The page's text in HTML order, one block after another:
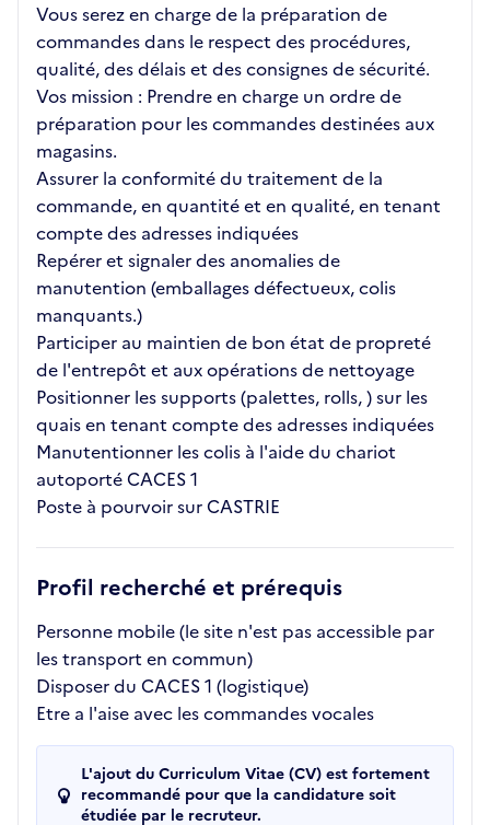
Vous serez en charge de la préparation de
commandes dans le respect des procédures,
qualité, des délais et des consignes de sécurité.
Vos mission : Prendre en charge un ordre de
préparation pour les commandes destinées aux
magasins.
Assurer la conformité du traitement de la
commande, en quantité et en qualité, en tenant
compte des adresses indiquées
Repérer et signaler des anomalies de
manutention (emballages défectueux, colis
manquants.)
Participer au maintien de bon état de propreté
de l'entrepôt et aux opérations de nettoyage
Positionner les supports (palettes, rolls, ) sur les
quais en tenant compte des adresses indiquées
Manutentionner les colis à l'aide du chariot
autoporté CACES 1
Poste à pourvoir sur CASTRIE
Profil recherché et prérequis
Personne mobile (le site n'est pas accessible par
les transport en commun)
Disposer du CACES 1 (logistique)
Etre a l'aise avec les commandes vocales
L'ajout du Curriculum Vitae (CV) est fortement
recommandé pour que la candidature soit
étudiée par le recruteur.